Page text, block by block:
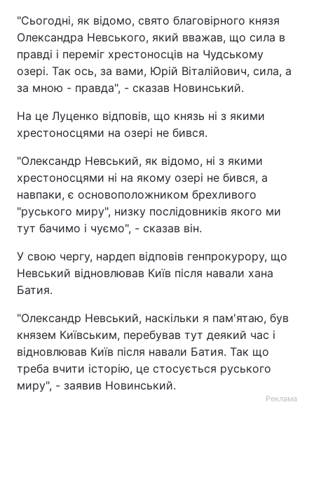
"Сьогодні, як відомо, свято благовірного князя
Олександра Невського, який вважав, що сила в
правді і переміг хрестоносців на Чудському
озері. Так ось, за вами, Юрій Віталійович, сила, а
за мною - правда", - сказав Новинський.
На це Луценко відповів, що князь ні з якими
хрестоносцями на озері не бився.
"Олександр Невський, як відомо, ні з якими
хрестоносцями ні на якому озері не бився, а
навпаки, є основоположником брехливого
"руського миру", низку послідовників якого ми
тут бачимо і чуємо", - сказав він.
У свою чергу, нардеп відповів генпрокурору, що
Невський відновлював Київ після навали хана
Батия.
"Олександр Невський, наскільки я пам'ятаю, був
князем Київським, перебував тут деякий час і
відновлював Київ після навали Батия. Так що
треба вчити історію, це стосується руського
миру", - заявив Новинський.
Реклама